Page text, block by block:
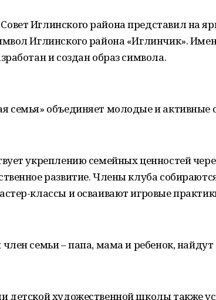
Иглинского района представил на
Иглинского района «Иглинчик».
и создан образ символа.
семья» объединяет молодые и активные
укреплению семейных ценностей
развитие. Члены клуба
классы и осваивают игровые
семьи – папа, мама и ребенок, найдут
детской художественной школы также